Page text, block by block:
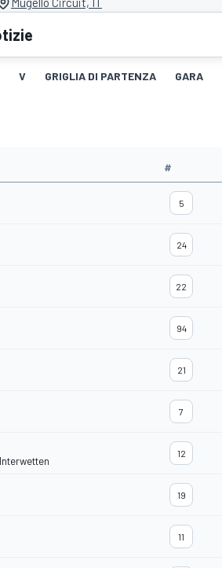
WEC
V GRIGLIA DI PARTENZA GARA
#
5
24
22
94
21
7
12
19
11